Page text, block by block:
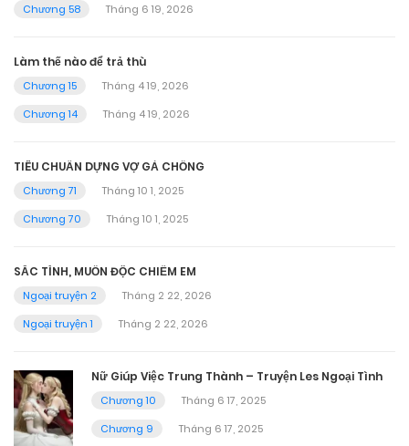
Chương 58
Tháng 6 19, 2026
Làm thế nào để trả thù
Chương 15
Tháng 4 19, 2026
Chương 14
Tháng 4 19, 2026
TIÊU CHUẨN DỰNG VỢ GẢ CHỒNG
Chương 71
Tháng 10 1, 2025
Chương 70
Tháng 10 1, 2025
SẮC TÌNH, MUỐN ĐỘC CHIẾM EM
Ngoại truyện 2
Tháng 2 22, 2026
Ngoại truyện 1
Tháng 2 22, 2026
Nữ Giúp Việc Trung Thành – Truyện Les Ngoại Tình
Chương 10
Tháng 6 17, 2025
Chương 9
Tháng 6 17, 2025